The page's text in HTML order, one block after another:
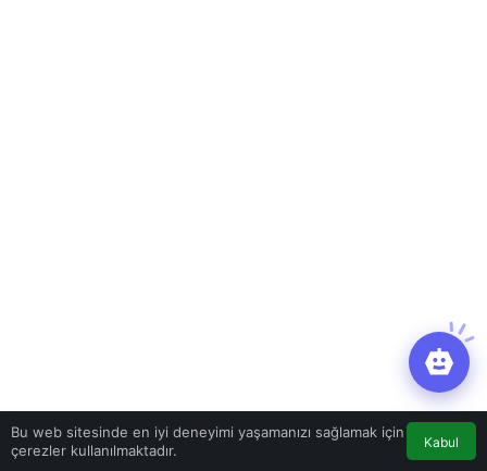
Haberler Gündem
AFAD deprem bölgeleri
için “öncelikli ihtiyaç
Bu web sitesinde en iyi deneyimi yaşamanızı sağlamak için
çerezler kullanılmaktadır.
Kabul